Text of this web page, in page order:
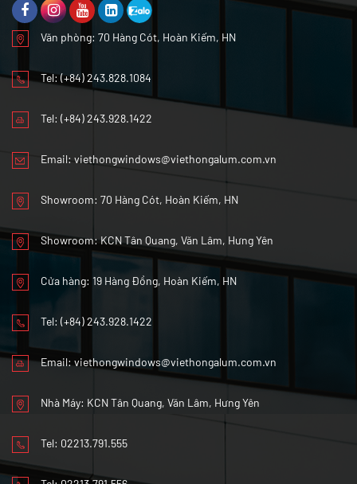
Văn phòng: 70 Hàng Cót, Hoàn Kiếm, HN
Tel:(+84) 243.828.1084
Tel: (+84) 243.928.1422
Email: viethongwindows@viethongalum.com.vn
Showroom: 70 Hàng Cót, Hoàn Kiếm, HN
Showroom: KCN Tân Quang, Văn Lâm, Hưng Yên
Cửa hàng: 19 Hàng Đồng, Hoàn Kiếm, HN
Tel: (+84) 243.928.1422
Email: viethongwindows@viethongalum.com.vn
Nhà Máy: KCN Tân Quang, Văn Lâm, Hưng Yên
Tel: 02213.791.555